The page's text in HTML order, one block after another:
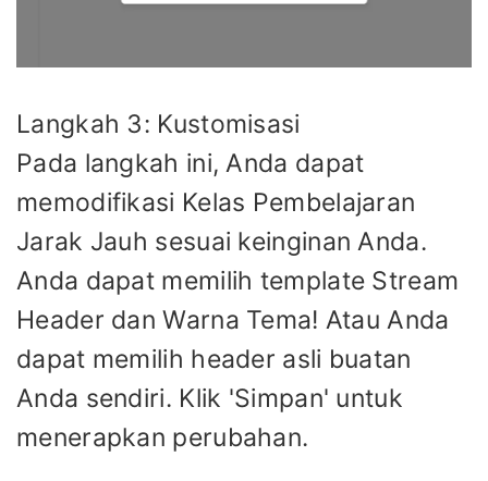
Langkah 3: Kustomisasi
Pada langkah ini, Anda dapat
memodifikasi Kelas Pembelajaran
Jarak Jauh sesuai keinginan Anda.
Anda dapat memilih template Stream
Header dan Warna Tema! Atau Anda
dapat memilih header asli buatan
Anda sendiri. Klik 'Simpan' untuk
menerapkan perubahan.